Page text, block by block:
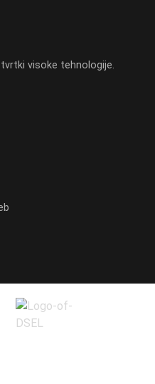
visoke tehnologije.